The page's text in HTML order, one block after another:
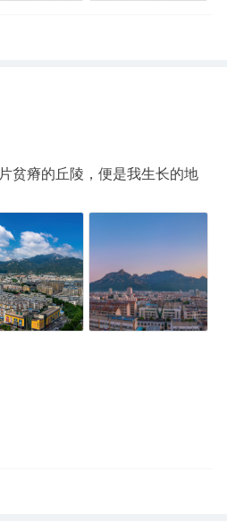
贫瘠的丘陵，便是我生长的地